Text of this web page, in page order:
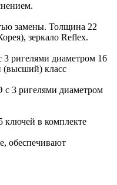
замены. Толщина 22
зеркало Reflex.
ригелями диаметром 16
(высший) класс
3 ригелями диаметром
ключей в комплекте
обеспечивают